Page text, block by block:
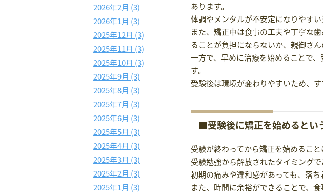
あります。
体調やメンタルが不安定になりやす
また、矯正中は食事の工夫や丁寧な
ることが負担にならないか、親御さ
一方で、早めに治療を始めることで
す。
受験後は環境が変わりやすいため、
■受験後に矯正を始めるとい
受験が終わってから矯正を始めるこ
受験勉強から解放されたタイミング
初期の痛みや違和感があっても、落ち
また、時間に余裕ができることで、
2026年2月 (3)
2026年1月 (3)
2025年12月 (3)
2025年11月 (3)
2025年10月 (3)
2025年9月 (3)
2025年8月 (3)
2025年7月 (3)
2025年6月 (3)
2025年5月 (3)
2025年4月 (3)
2025年3月 (3)
2025年2月 (3)
2025年1月 (3)